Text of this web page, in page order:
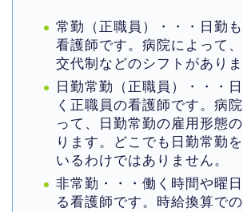
常勤（正職員）・・・日勤
看護師です。病院によって
交代制などのシフトがありま
日勤常勤（正職員）・・・
く正職員の看護師です。病
って、日勤常勤の雇用形態
ります。どこでも日勤常勤
いるわけではありません。
非常勤・・・働く時間や曜
る看護師です。時給換算で